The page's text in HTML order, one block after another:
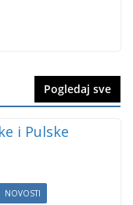
Pogledaj sve
NOVOSTI